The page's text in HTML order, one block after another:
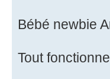
Bébé newbie
Tout